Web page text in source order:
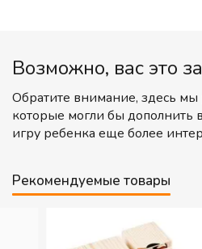
Возможно, вас это
Обратите внимание, здесь мы
которые могли бы дополнить
игру ребенка еще более
Рекомендуемые товары